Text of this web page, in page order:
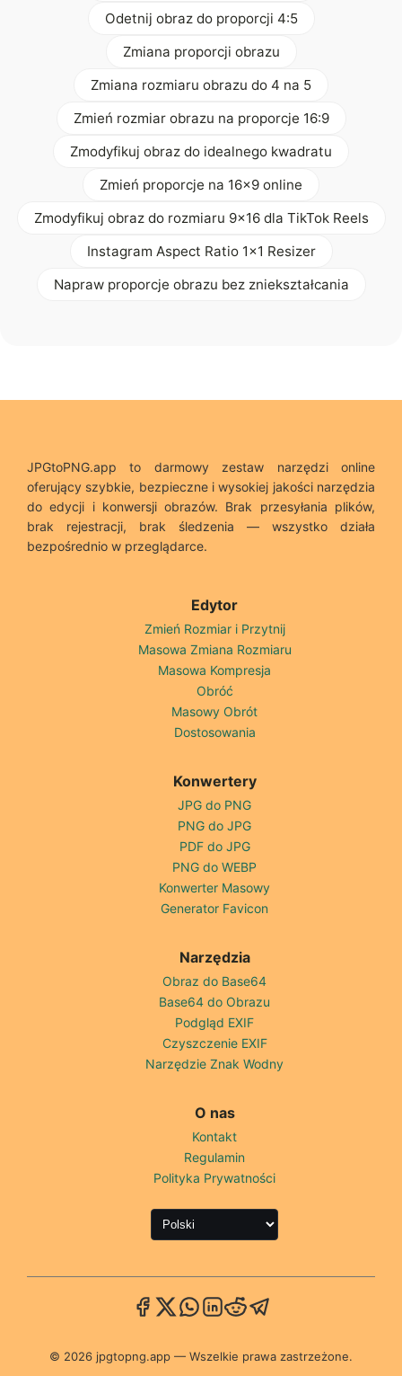
Odetnij obraz do proporcji 4:5
Zmiana proporcji obrazu
Zmiana rozmiaru obrazu do 4 na 5
Zmień rozmiar obrazu na proporcje 16:9
Zmodyfikuj obraz do idealnego kwadratu
Zmień proporcje na 16x9 online
Zmodyfikuj obraz do rozmiaru 9x16 dla TikTok Reels
Instagram Aspect Ratio 1x1 Resizer
Napraw proporcje obrazu bez zniekształcania
JPGtoPNG.app to darmowy zestaw narzędzi online
oferujący szybkie, bezpieczne i wysokiej jakości narzędzia
do edycji i konwersji obrazów. Brak przesyłania plików,
brak rejestracji, brak śledzenia — wszystko działa
bezpośrednio w przeglądarce.
Edytor
Zmień Rozmiar i Przytnij
Masowa Zmiana Rozmiaru
Masowa Kompresja
Obróć
Masowy Obrót
Dostosowania
Konwertery
JPG do PNG
PNG do JPG
PDF do JPG
PNG do WEBP
Konwerter Masowy
Generator Favicon
Narzędzia
Obraz do Base64
Base64 do Obrazu
Podgląd EXIF
Czyszczenie EXIF
Narzędzie Znak Wodny
O nas
Kontakt
Regulamin
Polityka Prywatności
© 2026 jpgtopng.app — Wszelkie prawa zastrzeżone.